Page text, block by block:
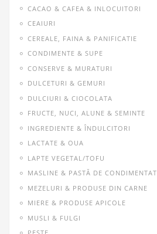
CACAO & CAFEA & INLOCUITORI
CEAIURI
CEREALE, FAINA & PANIFICATIE
CONDIMENTE & SUPE
CONSERVE & MURATURI
DULCETURI & GEMURI
DULCIURI & CIOCOLATA
FRUCTE, NUCI, ALUNE & SEMINTE
INGREDIENTE & ÎNDULCITORI
LACTATE & OUA
LAPTE VEGETAL/TOFU
MASLINE & PASTĂ DE CONDIMENTAT
MEZELURI & PRODUSE DIN CARNE
MIERE & PRODUSE APICOLE
MUSLI & FULGI